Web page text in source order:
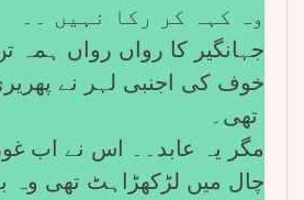
وہ کہہ کر رکا نہیں ۔۔
جہانگیر کا رواں رواں ہمہ
خوف کی اجنبی لہر نے
مگر یہ عابد۔۔ اس نے اب
چال میں لڑکھڑاہٹ تھی وہ